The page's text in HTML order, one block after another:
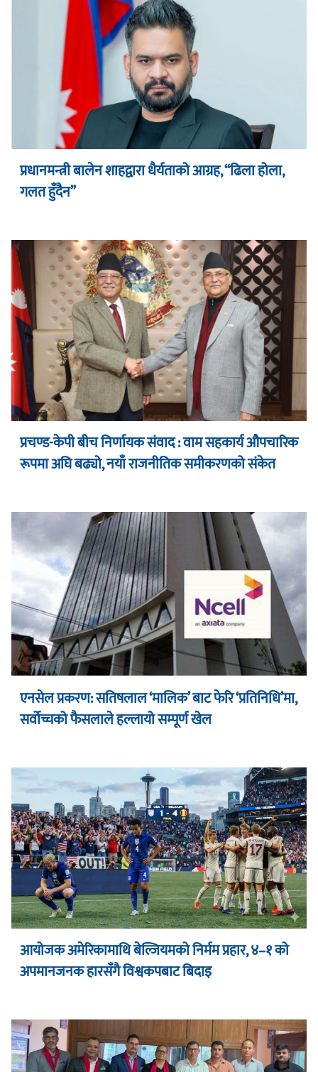
प्रधानमन्त्री बालेन शाहद्वारा धैर्यताको आग्रह, “ढिला होला,
गलत हुँदैन”
प्रचण्ड-केपी बीच निर्णायक संवाद : वाम सहकार्य औपचारिक
रूपमा अघि बढ्यो, नयाँ राजनीतिक समीकरणको संकेत
एनसेल प्रकरण: सतिषलाल ‘मालिक’ बाट फेरि ‘प्रतिनिधि’मा,
सर्वोच्चको फैसलाले हल्लायो सम्पूर्ण खेल
आयोजक अमेरिकामाथि बेल्जियमको निर्मम प्रहार, ४–१ को
अपमानजनक हारसँगै विश्वकपबाट बिदाइ